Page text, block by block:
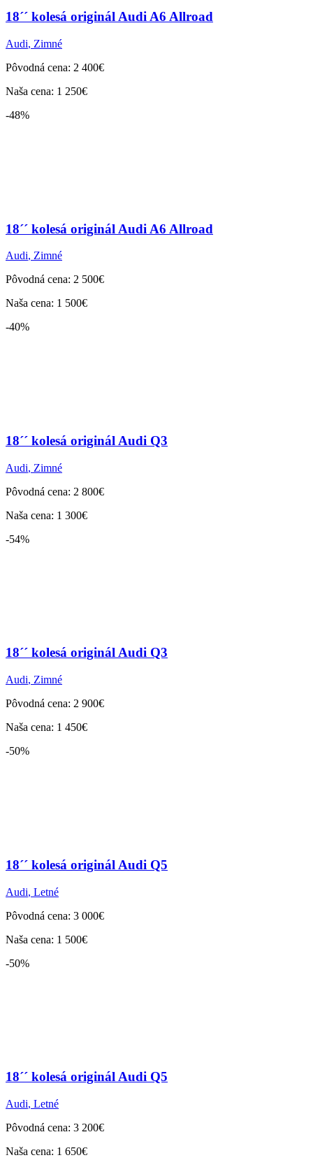
18´´ kolesá originál Audi A6 Allroad
Audi, Zimné
Pôvodná cena: 2 400€
Naša cena: 1 250€
-48%
18´´ kolesá originál Audi A6 Allroad
Audi, Zimné
Pôvodná cena: 2 500€
Naša cena: 1 500€
-40%
18´´ kolesá originál Audi Q3
Audi, Zimné
Pôvodná cena: 2 800€
Naša cena: 1 300€
-54%
18´´ kolesá originál Audi Q3
Audi, Zimné
Pôvodná cena: 2 900€
Naša cena: 1 450€
-50%
18´´ kolesá originál Audi Q5
Audi, Letné
Pôvodná cena: 3 000€
Naša cena: 1 500€
-50%
18´´ kolesá originál Audi Q5
Audi, Letné
Pôvodná cena: 3 200€
Naša cena: 1 650€